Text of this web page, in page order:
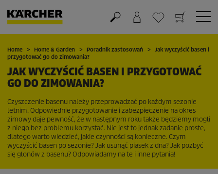
Koszyk
Lista życzeń
Home Home & Garden Poradnik zastosowań
Jak wyczyścić basen i
przygotować go do zimowania?
JAK WYCZYŚCIĆ BASEN I PRZYGOTOWAĆ
GO DO ZIMOWANIA?
Czyszczenie basenu należy przeprowadzać po każdym sezonie
letnim. Odpowiednie przygotowanie i zabezpieczenie na okres
zimowy daje pewność, że w następnym roku także będziemy mogli
z niego bez problemu korzystać. Nie jest to jednak zadanie proste,
dlatego warto wiedzieć, jakie czynności są konieczne. Czym
wyczyścić basen po sezonie? Jak usunąć piasek z dna? Jak pozbyć
się glonów z basenu? Odpowiadamy na te i inne pytania!